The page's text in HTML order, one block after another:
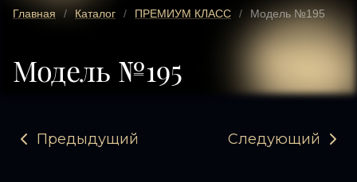
Главная / Каталог / ПРЕМИУМ КЛАСС / Модель №195
Модель №195
Предыдущий Следующий